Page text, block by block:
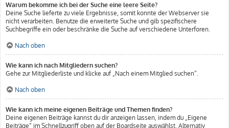
Warum bekomme ich bei der Suche eine leere Seite?
Deine Suche lieferte zu viele Ergebnisse, somit konnte der Webserver sie
nicht verarbeiten. Benutze die erweiterte Suche und gib spezifischere
Suchbegriffe ein oder beschränke die Suche auf verschiedene Unterforen.
Nach oben
Wie kann ich nach Mitgliedern suchen?
Gehe zur Mitgliederliste und klicke auf „Nach einem Mitglied suchen“.
Nach oben
Wie kann ich meine eigenen Beiträge und Themen finden?
Deine eigenen Beiträge kannst du dir anzeigen lassen, indem du „Eigene
Beiträge“ im Schnellzugriff oben auf der Boardseite auswählst. Alternativ